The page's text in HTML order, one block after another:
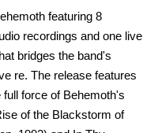
featuring 8
recordings and one live
bridges the band's
re. The release features
force of Behemoth's
of the Blackstorm of